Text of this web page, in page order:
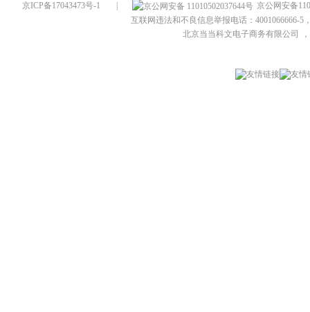
京ICP备17043473号-1
京公网安备
互联网违法和不良信息举报电话：4001066666-5
北京当当科文电子商务有限公司